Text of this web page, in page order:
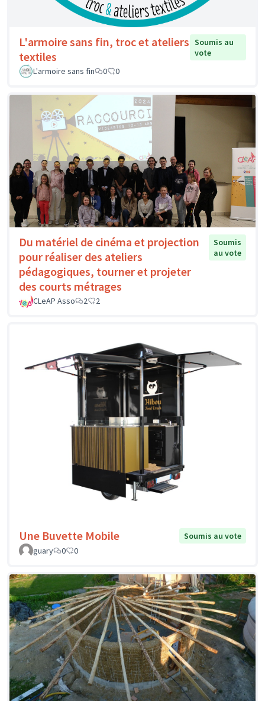
L'armoire sans fin, troc et ateliers
textiles
Soumis au
vote
L'armoire sans fin
0 0
Du matériel de cinéma et projection
pour réaliser des ateliers
pédagogiques, tourner et projeter
des courts métrages
Soumis
au vote
CLeAP Asso 2 2
Une Buvette Mobile
Soumis au vote
guary
0 0